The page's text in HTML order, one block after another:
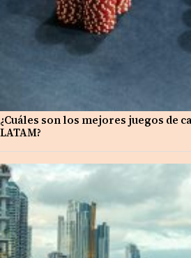
¿Cuáles son los mejores juegos de
LATAM?